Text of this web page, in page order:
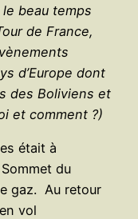
beau temps
de France,
d’Europe dont
des Boliviens et
et comment ?)
était à
du
gaz. Au retour
vol